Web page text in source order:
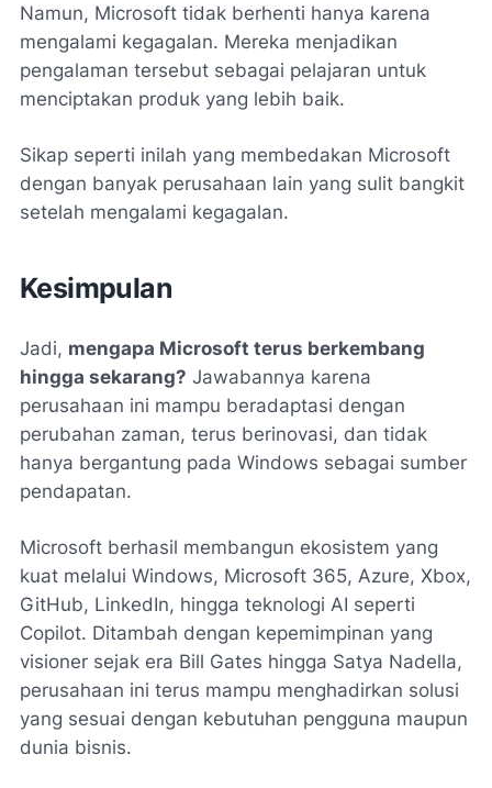
Namun, Microsoft tidak berhenti hanya karena
mengalami kegagalan. Mereka menjadikan
pengalaman tersebut sebagai pelajaran untuk
menciptakan produk yang lebih baik.
Sikap seperti inilah yang membedakan Microsoft
dengan banyak perusahaan lain yang sulit bangkit
setelah mengalami kegagalan.
Kesimpulan
Jadi, mengapa Microsoft terus berkembang
hingga sekarang? Jawabannya karena
perusahaan ini mampu beradaptasi dengan
perubahan zaman, terus berinovasi, dan tidak
hanya bergantung pada Windows sebagai sumber
pendapatan.
Microsoft berhasil membangun ekosistem yang
kuat melalui Windows, Microsoft 365, Azure, Xbox,
GitHub, LinkedIn, hingga teknologi AI seperti
Copilot. Ditambah dengan kepemimpinan yang
visioner sejak era Bill Gates hingga Satya Nadella,
perusahaan ini terus mampu menghadirkan solusi
yang sesuai dengan kebutuhan pengguna maupun
dunia bisnis.